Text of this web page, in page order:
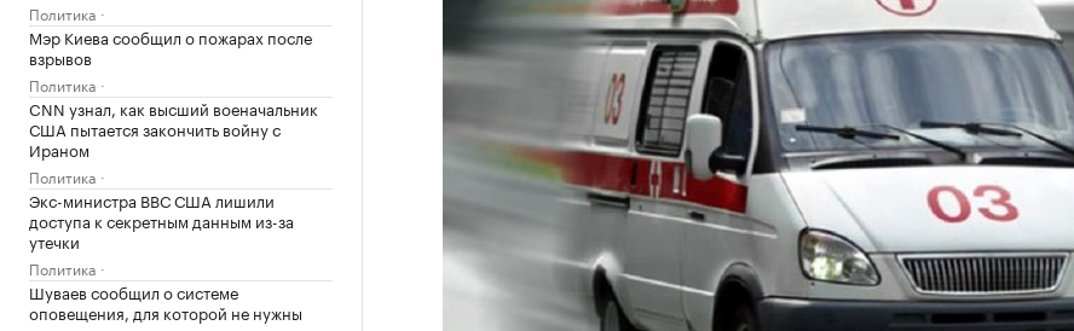
Политика
Мэр Киева сообщил о пожарах после
взрывов
Политика
CNN узнал, как высший военачальник
США пытается закончить войну с
Ираном
Политика
Экс-министра ВВС США лишили
доступа к секретным данным из-за
утечки
Политика
Шуваев сообщил о системе
оповещения, для которой не нужны